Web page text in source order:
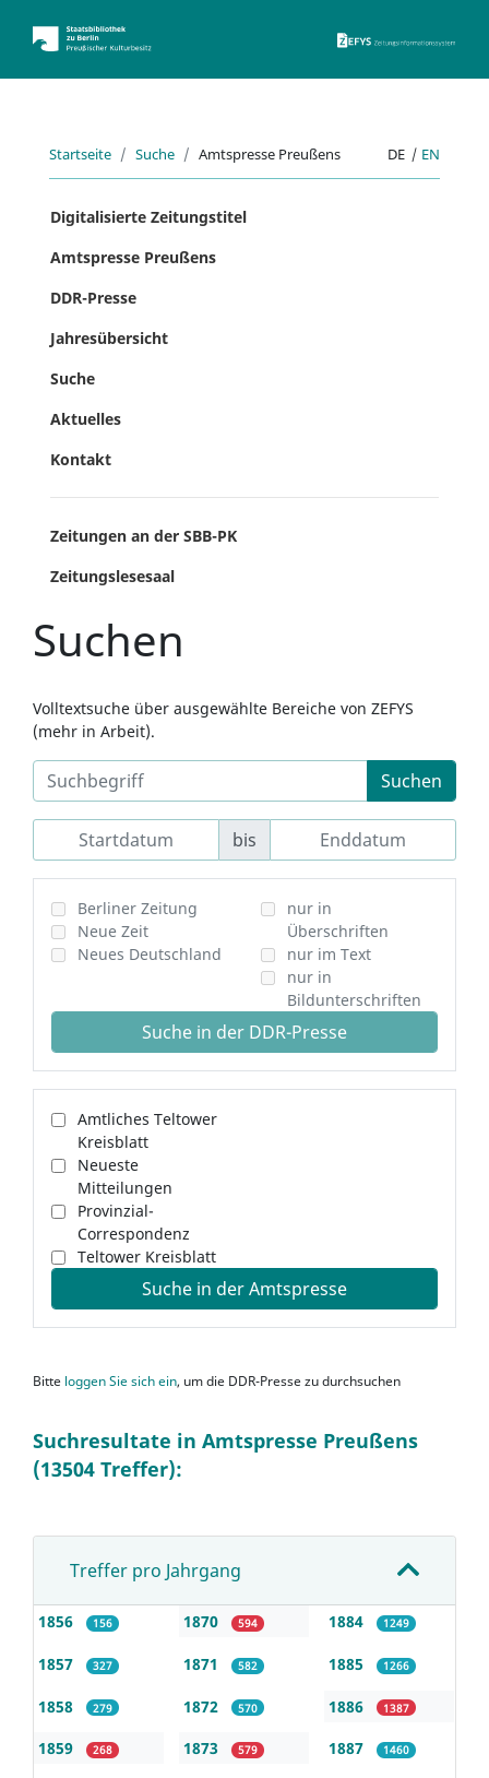
Startseite Suche Amtspresse Preußens DE | EN
Digitalisierte Zeitungstitel
Amtspresse Preußens
DDR-Presse
Jahresübersicht
Suche
Aktuelles
Kontakt
Zeitungen an der SBB-PK
Zeitungslesesaal
Suchen
Volltextsuche über ausgewählte Bereiche von ZEFYS
(mehr in Arbeit).
Suchen
bis
Berliner Zeitung
Neue Zeit
Neues Deutschland
nur in
Überschriften
nur im Text
nur in
Bildunterschriften
Suche in der DDR-Presse
Amtliches Teltower
Kreisblatt
Neueste
Mitteilungen
Provinzial-
Correspondenz
Teltower Kreisblatt
Suche in der Amtspresse
Bitte loggen Sie sich ein, um die DDR-Presse zu durchsuchen
Suchresultate in Amtspresse Preußens
(13504 Treffer):
Treffer pro Jahrgang
1856 156
1857 327
1858 279
1859 268
1870 594
1871 582
1872 570
1873 579
1884 1249
1885 1266
1886 1387
1887 1460